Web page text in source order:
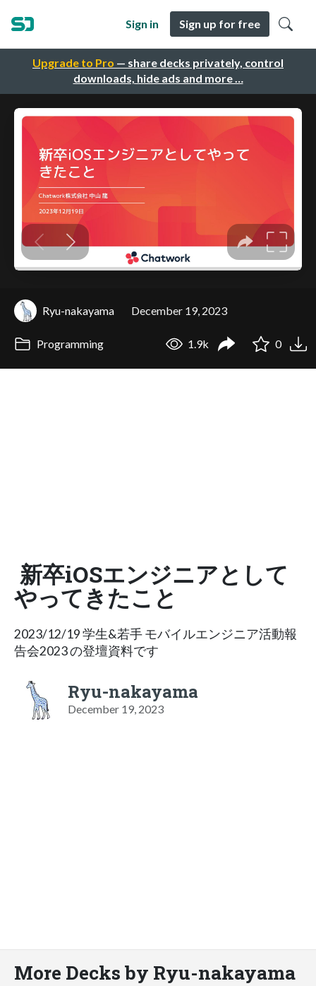
Upgrade to Pro — share decks privately, control
downloads, hide ads and more …
Sign in Sign up for free
Ryu-nakayama December 19, 2023
Programming 1.9k 0
新卒iOSエンジニアとして
やってきたこと
2023/12/19 学生&若手 モバイルエンジニア活動報
告会2023 の登壇資料です
Ryu-nakayama
December 19, 2023
More Decks by Ryu-nakayama